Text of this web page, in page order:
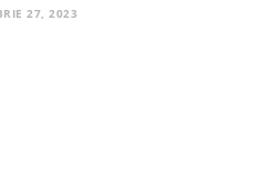
27, 2023